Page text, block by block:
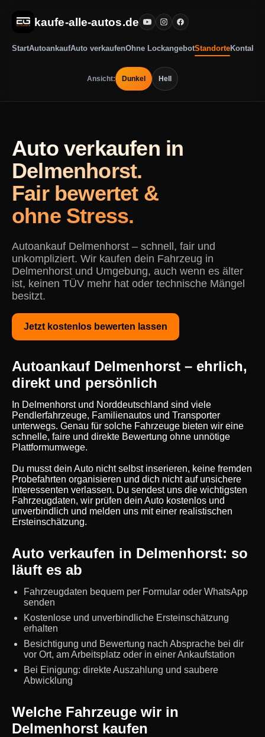
kaufe-alle-autos.de
StartAutoankaufAuto verkaufenOhne LockangebotStandorteKontakt
Ansicht: Dunkel Hell
Auto verkaufen in
Delmenhorst.
Fair bewertet &
ohne Stress.
Autoankauf Delmenhorst – schnell, fair und
unkompliziert. Wir kaufen dein Fahrzeug in
Delmenhorst und Umgebung, auch wenn es älter
ist, keinen TÜV mehr hat oder technische Mängel
besitzt.
Jetzt kostenlos bewerten lassen
Autoankauf Delmenhorst – ehrlich,
direkt und persönlich
In Delmenhorst und Norddeutschland sind viele
Pendlerfahrzeuge, Familienautos und Transporter
unterwegs. Genau für solche Fahrzeuge bieten wir eine
schnelle, faire und direkte Bewertung ohne unnötige
Plattformumwege.
Du musst dein Auto nicht selbst inserieren, keine fremden
Probefahrten organisieren und dich nicht auf unsichere
Interessenten verlassen. Du sendest uns die wichtigsten
Fahrzeugdaten, wir prüfen dein Auto kostenlos und
unverbindlich und melden uns mit einer realistischen
Ersteinschätzung.
Auto verkaufen in Delmenhorst: so
läuft es ab
Fahrzeugdaten bequem per Formular oder WhatsApp
senden
Kostenlose und unverbindliche Ersteinschätzung
erhalten
Besichtigung und Bewertung nach Absprache bei dir
vor Ort, am Arbeitsplatz oder in einer Ankaufstation
Bei Einigung: direkte Auszahlung und saubere
Abwicklung
Welche Fahrzeuge wir in
Delmenhorst kaufen